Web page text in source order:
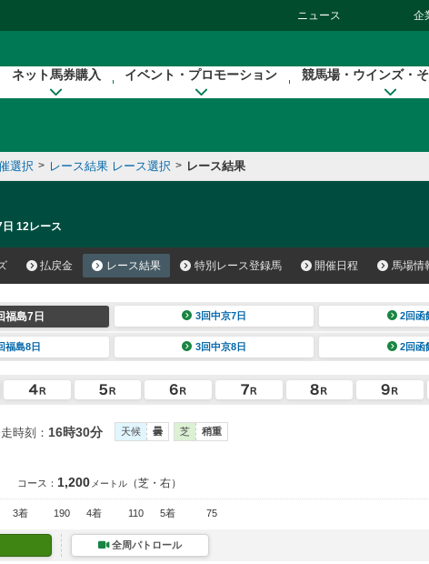
ニュース 企
ネット馬券購入 イベント・プロモーション 競馬場・ウインズ・
選択 > レース結果 レース選択 > レース結果
12レース
払戻金 レース結果 特別レース登録馬 開催日程 馬場情
福島7日 3回中京7日 2回函
福島8日 3回中京8日 2回函
時刻： 16時30分 天候 曇 芝 稍重
コース： 1,200 メートル （芝・右）
3着 190 4着 110 5着 75
全周パトロール